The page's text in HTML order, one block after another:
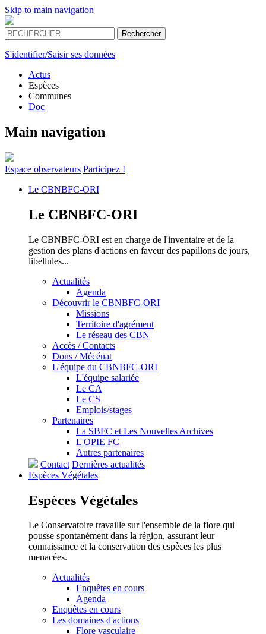
Skip to main navigation
S'identifier/Saisir ses données
Actus
Espèces
Communes
Doc
Main navigation
Espace observateurs Participez !
Le CBNBFC-ORI
Le CBNBFC-ORI
Le CBNBFC-ORI est en charge de l'inventaire et de la
gestion des plans d'actions en faveur des papillons de jours,
libellules...
Actualités
Agenda
Découvrir le CBNBFC-ORI
Missions
Territoire d'agrément
Le réseau des CBN
Accès / Contacts
Dons / Mécénat
L'équipe du CBNBFC-ORI
L'équipe salariée
Le CA
Le CS
Emplois/stages
Partenaires
La SBFC et Les Nouvelles Archives
L'OPIE FC
Autres partenaires
Contact Dernières actualités
Espèces Végétales
Espèces Végétales
Le Conservatoire travaille sur l'ensemble de la flore qui
pousse spontanément dans la région, assurant leur
connaissance et la conservation des espèces les plus
menacées.
Actualités
Enquêtes en cours
Agenda
Enquêtes en cours
Les domaines d'actions
Flore vasculaire